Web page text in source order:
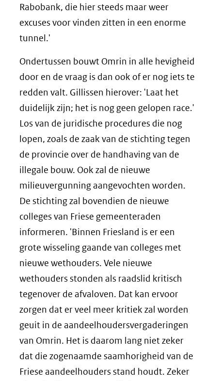
Rabobank, die hier steeds maar weer
excuses voor vinden zitten in een enorme
tunnel.'
Ondertussen bouwt Omrin in alle hevigheid
door en de vraag is dan ook of er nog iets te
redden valt. Gillissen hierover: 'Laat het
duidelijk zijn; het is nog geen gelopen race.'
Los van de juridische procedures die nog
lopen, zoals de zaak van de stichting tegen
de provincie over de handhaving van de
illegale bouw. Ook zal de nieuwe
milieuvergunning aangevochten worden.
De stichting zal bovendien de nieuwe
colleges van Friese gemeenteraden
informeren. 'Binnen Friesland is er een
grote wisseling gaande van colleges met
nieuwe wethouders. Vele nieuwe
wethouders stonden als raadslid kritisch
tegenover de afvaloven. Dat kan ervoor
zorgen dat er veel meer kritiek zal worden
geuit in de aandeelhoudersvergaderingen
van Omrin. Het is daarom lang niet zeker
dat die zogenaamde saamhorigheid van de
Friese aandeelhouders stand houdt. Zeker